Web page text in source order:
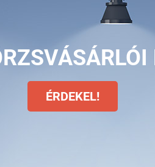
ÉRDEKEL!